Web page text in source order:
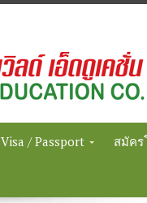
Visa / Passport สมัคร